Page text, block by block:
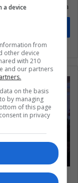
en Latinoamérica
el futuro de
a device
from
other device
with 210
and our partners
on the basis
by managing
of this page
in privacy